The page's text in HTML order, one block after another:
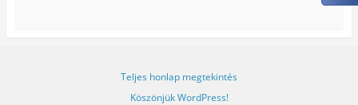
Teljes honlap megtekintés
Köszönjük WordPress!